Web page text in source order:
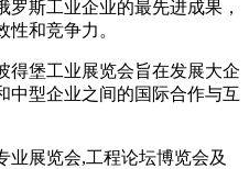
斯工业企业的最先进成果，
和竞争力。
得堡工业展览会旨在发展大企
中型企业之间的国际合作与互
业展览会,工程论坛博览会及